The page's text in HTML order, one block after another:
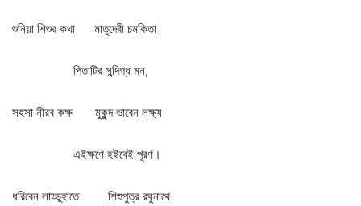
শুনিয়া শিশুর কথা মাতৃদেবী চমকিতা
পিতাটির সন্দিগ্ধ মন,
সহসা নীরব কক্ষ মুকুন্দ ভাবেন লক্ষ্য
এইক্ষণে হইবেই পূরণ।
ধরিবেন লাড্ডুহাতে শিশুপুত্র রঘুনাথে